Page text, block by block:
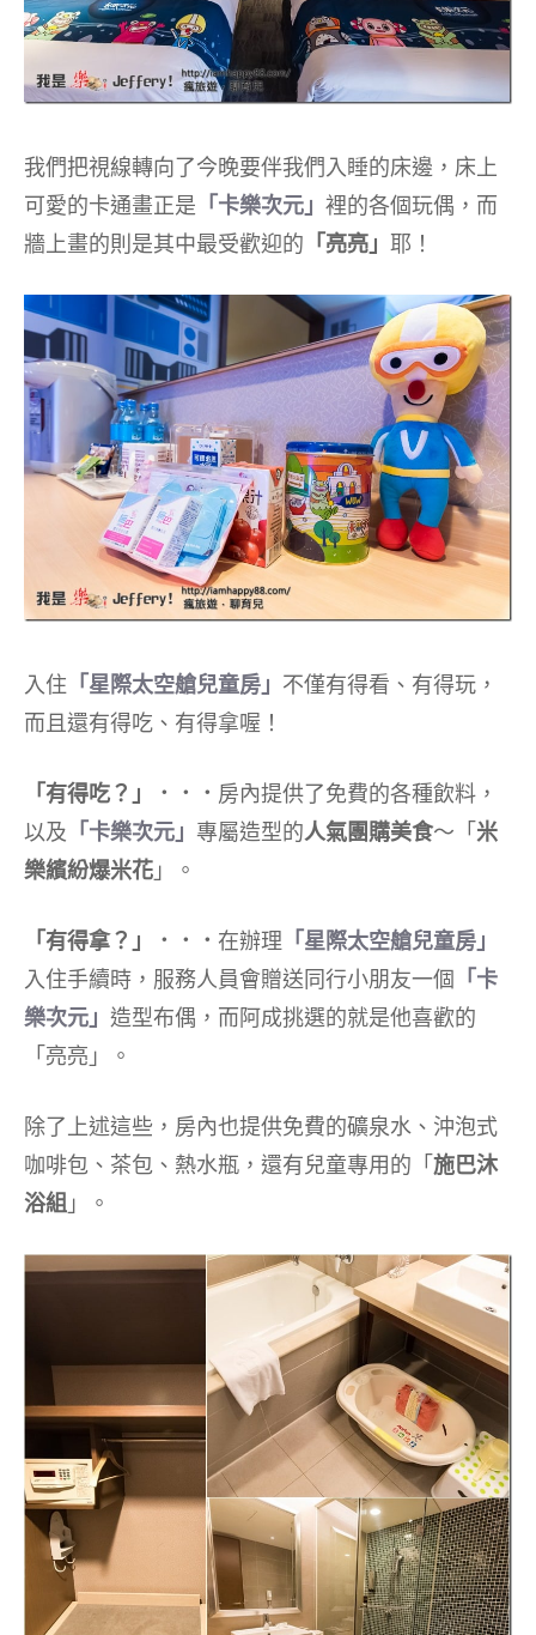
我們把視線轉向了今晚要伴我們入睡的床邊，床上
可愛的卡通畫正是 「卡樂次元」 裡的各個玩偶，而
牆上畫的則是其中最受歡迎的 「亮亮」 耶！
入住 「星際太空艙兒童房」 不僅有得看、有得玩，
而且還有得吃、有得拿喔！
「有得吃？」．．． 房內提供了免費的各種飲料，
以及 「卡樂次元」 專屬造型的人氣團購美食～「米
樂繽紛爆米花 」。
「有得拿？」．．． 在辦理 「星際太空艙兒童房」
入住手續時，服務人員會贈送同行小朋友一個 「卡
樂次元」 造型布偶，而阿成挑選的就是他喜歡的
「亮亮」。
除了上述這些，房內也提供免費的礦泉水、沖泡式
咖啡包、茶包、熱水瓶，還有兒童專用的「施巴沐
浴組 」。